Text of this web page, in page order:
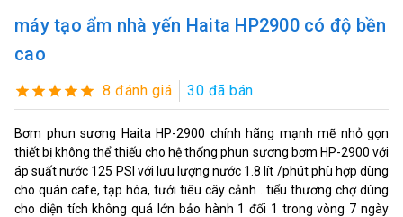
máy tạo ẩm nhà yến Haita HP2900 có độ bền
cao
8 đánh giá 30 đã bán
Bơm phun sương Haita HP-2900 chính hãng mạnh mẽ nhỏ gọn
thiết bị không thể thiếu cho hệ thống phun sương bơm HP-2900 với
áp suất nước 125 PSI với lưu lượng nước 1.8 lít /phút phù hợp dùng
cho quán cafe, tạp hóa, tưới tiêu cây cảnh . tiểu thương chợ dùng
cho diện tích không quá lớn bảo hành 1 đổi 1 trong vòng 7 ngày